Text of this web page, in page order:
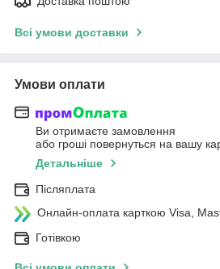
Всі умови доставки
Умови оплати
Ви отримаєте замовлення
або гроші повернуться на вашу
Детальніше
Післяплата
Онлайн-оплата карткою Visa,
Готівкою